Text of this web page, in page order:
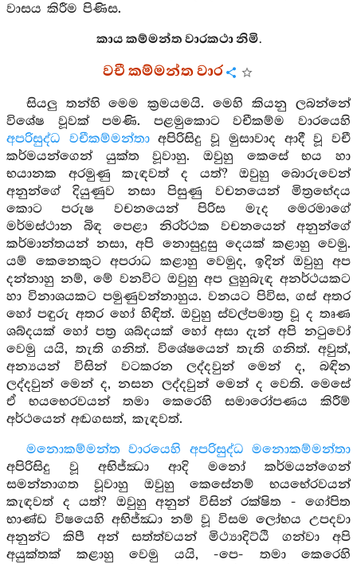
වාසය කිරීම පිණිස.
කාය කම්මන්ත වාරකථා නිමි.
වචී කම්මන්ත වාර
සියලු තන්හි මෙම ක්‍රමයමයි. මෙහි කියනු ලබන්නේ
විශේෂ වූවක් පමණි. පළමුකොට වචීකම්ම වාරයෙහි
අපරිසුද්ධ වචීකම්මන්තාඅපිරිසිදු වූ මුසාවාද ආදී වූ වචී
කර්මයන්ගෙන් යුක්ත වූවාහු. ඔවුහු කෙසේ භය හා
භයානක අරමුණු කැඳවත් ද යත්? ඔවුහු බොරුවෙන්
අනුන්ගේ දියුණුව නසා පිසුණු වචනයෙන් මිත්‍රභේදය
කොට පරුෂ වචනයෙන් පිරිස මැද මෙරමාගේ
මර්මස්ථාන බිඳ පෙළා නිරර්ථක වචනයෙන් අනුන්ගේ
කර්මාන්තයන් නසා, අපි නොසුදුසු දෙයක් කළාහු වෙමු.
යම් කෙනෙකුට අපරාධ කළාහු වෙමුද, ඉදින් ඔවුහු අප
දන්නාහු නම්, මේ වනවිට ඔවුහු අප ලුහුබැඳ අනර්ථයකට
හා විනාශයකට පමුණුවන්නාහුය. වනයට පිවිස, ගස් අතර
හෝ පඳුරු අතර හෝ හිඳිත්. ඔවුහු ස්වල්පමාත්‍ර වූ ද තෘණ
ශබ්දයක් හෝ පත්‍ර ශබ්දයක් හෝ අසා දැන් අපි නටුවෝ
වෙමු යයි, තැති ගනිත්. විශේෂයෙන් තැති ගනිත්. අවුත්,
අන්‍යයන් විසින් වටකරන ලද්දවුන් මෙන් ද, බඳින
ලද්දවුන් මෙන් ද, නසන ලද්දවුන් මෙන් ද වෙති. මෙසේ
ඒ භයභෙරවයන් තමා කෙරෙහි සමාරෝපණය කිරීම්
අර්ථයෙන් අඬගසත්, කැඳවත්.
මනොකම්මන්ත වාරයෙහි අපරිසුද්ධ මනොකම්මන්තා
අපිරිසිදු වූ අභිජ්ඣා ආදි මනෝ කර්මයන්ගෙන්
සමන්නාගත වූවාහු ඔවුහු කෙසේනම් භයභේරවයන්
කැඳවත් ද යත්? ඔවුහු අනුන් විසින් රක්ෂිත - ගෝපිත
භාණ්ඩ විෂයෙහි අභිජ්ඣා නම් වූ විසම ලෝභය උපදවා
අනුන්ට කිපී අන් සත්ත්වයන් මිථ්‍යාදිට්ඨි ගන්වා අපි
අයුක්තක් කළාහු වෙමු යයි, -පෙ- තමා කෙරෙහි